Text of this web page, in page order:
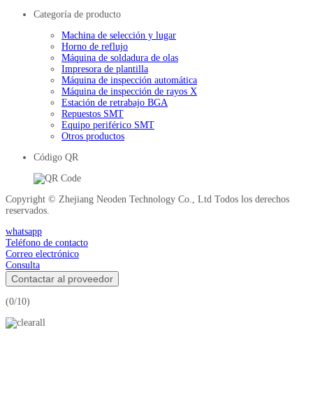
Categoría de producto
Machina de selección y lugar
Horno de reflujo
Máquina de soldadura de olas
Impresora de plantilla
Máquina de inspección automática
Máquina de inspección de rayos X
Estación de retrabajo BGA
Repuestos SMT
Equipo periférico SMT
Otros productos
Código QR
Copyright © Zhejiang Neoden Technology Co., Ltd Todos los derechos
reservados.
whatsapp
Teléfono de contacto
Correo electrónico
Consulta
Contactar al proveedor
(0/10)